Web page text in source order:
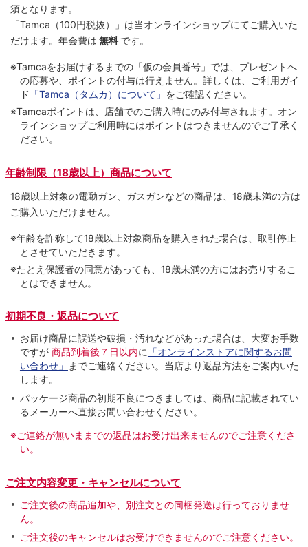
須となります。
「Tamca （100円税抜）
」は当オンラインショップにてご購⼊いた
だけます。 年会費は 無料 です。
※Tamcaをお届けするまでの「仮の会員番号」では、プレゼントへ
の応募や、ポイントの付与は⾏えません。詳しくは、ご利⽤ガイ
ド 「Tamca（タムカ）について」 をご確認ください。
※Tamcaポイントは、店舗でのご購⼊時にのみ付与されます。オン
ラインショップご利用時にはポイントはつきませんのでご了承く
ださい。
年齢制限（18歳以上）商品について
18歳以上対象の電動ガン、ガスガンなどの商品は、18歳未満の方は
ご購入いただけません。
※年齢を詐称して18歳以上対象商品を購入された場合は、取引停止
とさせていただきます。
※たとえ保護者の同意があっても、18歳未満の方にはお売りするこ
とはできません。
初期不良・返品について
お届け商品に誤送や破損・汚れなどがあった場合は、大変お手数
ですが 商品到着後７日以内に 「オンラインストアに関するお問
い合わせ」 までご連絡ください。当店より返品方法をご案内いた
します。
パッケージ商品の初期不良につきましては、商品に記載されてい
るメーカーへ直接お問い合わせください。
※ご連絡が無いままでの返品はお受け出来ませんのでご注意くださ
い。
ご注文内容変更・キャンセルについて
ご注文後の商品追加や、別注文との同梱発送は行っておりませ
ん。
ご注文後のキャンセルはお受けできませんのでご注意ください。